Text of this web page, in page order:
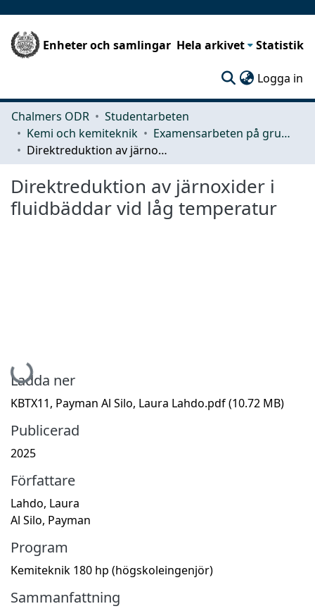
Enheter och samlingar Hela arkivet Statistik
Logga in
Chalmers ODR
Studentarbeten
Kemi och kemiteknik
Examensarbeten på grundnivå
Direktreduktion av järnoxider i fluidbäddar vid låg temperatur
Direktreduktion av järnoxider i
fluidbäddar vid låg temperatur
Hämtar...
Ladda ner
KBTX11, Payman Al Silo, Laura Lahdo.pdf(10.72 MB)
Publicerad
2025
Författare
Lahdo, Laura
Al Silo, Payman
Program
Kemiteknik 180 hp (högskoleingenjör)
Sammanfattning